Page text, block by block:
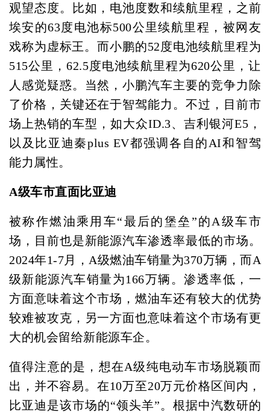
观望态度。比如，电池度数和续航里程，之前
埃安的63度电池标500公里续航里程，被网友
戏称为虚标王。而小鹏的52度电池续航里程为
515公里，62.5度电池续航里程为620公里，让
人感觉疑惑。当然，小鹏汽车主要的竞争力除
了价格，关键还在于智驾能力。不过，目前市
场上热销的车型，如大众ID.3、吉利银河E5，
以及比亚迪秦plus EV都强调各自的AI和智驾
能力属性。
A级车市直面比亚迪
被称作燃油乘用车“最后的堡垒”的A级车市
场，目前也是新能源汽车渗透率最低的市场。
2024年1-7月，A级燃油车销量为370万辆，而A
级新能源汽车销量为166万辆。渗透率低，一
方面意味着这个市场，燃油车还有较大的优势
较难被攻克，另一方面也意味着这个市场有更
大的机会留给新能源车企。
值得注意的是，想在A级纯电动车市场脱颖而
出，并不容易。在10万至20万元价格区间内，
比亚迪是该市场的“领头羊”。根据中汽数研的